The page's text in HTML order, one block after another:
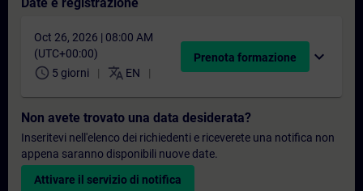
Oct 26, 2026 | 08:00 AM
(UTC+00:00)
schedule 5 giorni translate EN
Prenota formazione expand_more
Non avete trovato una data desiderata?
Inseritevi nell'elenco dei richiedenti e riceverete una notifica non
appena saranno disponibili nuove date.
Attivare il servizio di notifica